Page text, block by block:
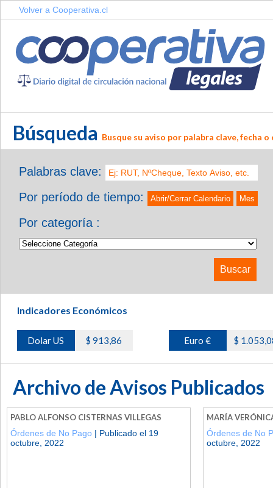
Volver a Cooperativa.cl
Búsqueda Busque su aviso por palabra clave, fecha
Palabras clave:
Por período de tiempo:
Abrir/Cerrar Calendario Mes
Por categoría :
Indicadores Económicos
Dolar US $ 913,86 Euro € $
Archivo de Avisos Publicados
PABLO ALFONSO CISTERNAS VILLEGAS
Órdenes de No Pago | Publicado el 19
octubre, 2022
MARÍA
Órdenes de No
octubre, 2022